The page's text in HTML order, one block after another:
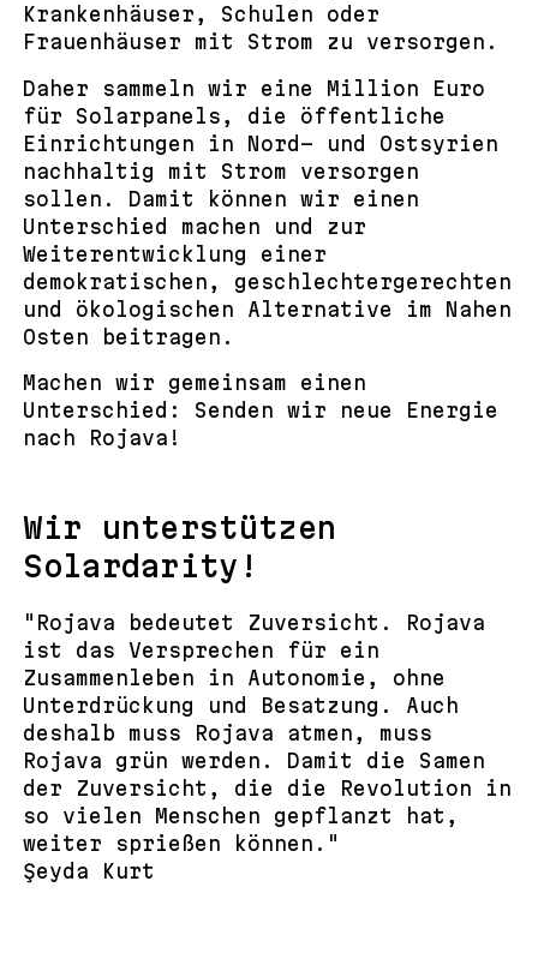
Krankenhäuser, Schulen oder
Frauenhäuser mit Strom zu versorgen.
Daher sammeln wir eine Million Euro
für Solarpanels, die öffentliche
Einrichtungen in Nord- und Ostsyrien
nachhaltig mit Strom versorgen
sollen. Damit können wir einen
Unterschied machen und zur
Weiterentwicklung einer
demokratischen, geschlechtergerechten
und ökologischen Alternative im Nahen
Osten beitragen.
Machen wir gemeinsam einen
Unterschied: Senden wir neue Energie
nach Rojava!
Wir unterstützen
Solardarity!
"Rojava bedeutet Zuversicht. Rojava
ist das Versprechen für ein
Zusammenleben in Autonomie, ohne
Unterdrückung und Besatzung. Auch
deshalb muss Rojava atmen, muss
Rojava grün werden. Damit die Samen
der Zuversicht, die die Revolution in
so vielen Menschen gepflanzt hat,
weiter sprießen können."
Şeyda Kurt